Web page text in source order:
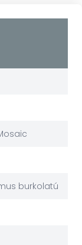
burkolatú